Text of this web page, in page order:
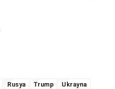
Rusya Trump
Ukrayna